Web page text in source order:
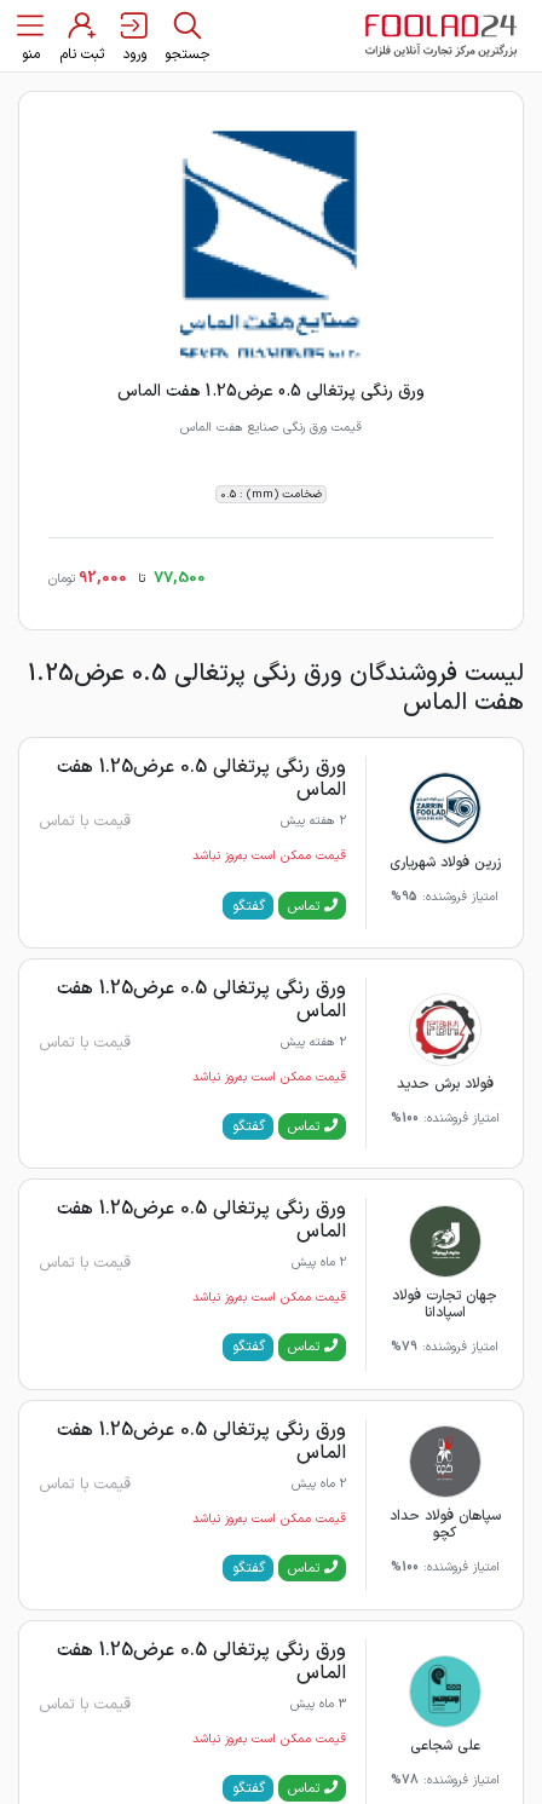
جستجو ورود ثبت نام منو
ورق رنگی پرتغالی 0.5 عرض1.25 هفت الماس
قیمت ورق رنگی صنایع هفت الماس
ضخامت (mm) : 0.5
77,500 تا 92,000 تومان
لیست فروشندگان ورق رنگی پرتغالی 0.5 عرض1.25
هفت الماس
زرین فولاد شهریاری
امتیاز فروشنده: 95%
ورق رنگی پرتغالی 0.5 عرض1.25 هفت
الماس
2 هفته پیش قیمت با تماس
قیمت ممکن است به‌روز نباشد
تماس گفتگو
فولاد برش حدید
امتیاز فروشنده: 100%
ورق رنگی پرتغالی 0.5 عرض1.25 هفت
الماس
2 هفته پیش قیمت با تماس
قیمت ممکن است به‌روز نباشد
تماس گفتگو
جهان تجارت فولاد
اسپادانا
امتیاز فروشنده: 79%
ورق رنگی پرتغالی 0.5 عرض1.25 هفت
الماس
2 ماه پیش قیمت با تماس
قیمت ممکن است به‌روز نباشد
تماس گفتگو
سپاهان فولاد حداد
کچو
امتیاز فروشنده: 100%
ورق رنگی پرتغالی 0.5 عرض1.25 هفت
الماس
2 ماه پیش قیمت با تماس
قیمت ممکن است به‌روز نباشد
تماس گفتگو
علی شجاعی
امتیاز فروشنده: 78%
ورق رنگی پرتغالی 0.5 عرض1.25 هفت
الماس
3 ماه پیش قیمت با تماس
قیمت ممکن است به‌روز نباشد
تماس گفتگو